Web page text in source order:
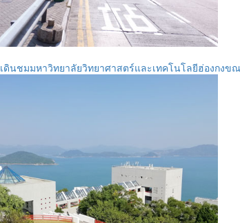
เดินชมมหาวิทยาลัยวิทยาศาสตร์และเทคโนโลยีฮ่องกงข